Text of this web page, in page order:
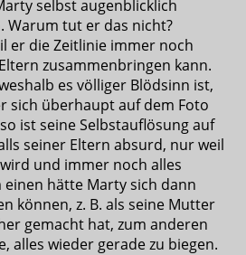
selbst augenblicklich
Warum tut er das nicht?
er die Zeitlinie immer noch
zusammenbringen kann.
es völliger Blödsinn ist,
sich überhaupt auf dem Foto
ist seine Selbstauflösung auf
seiner Eltern absurd, nur weil
und immer noch alles
hätte Marty sich dann
können, z. B. als seine Mutter
gemacht hat, zum anderen
alles wieder gerade zu biegen.